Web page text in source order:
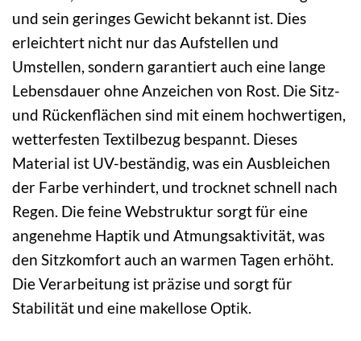
und sein geringes Gewicht bekannt ist. Dies
erleichtert nicht nur das Aufstellen und
Umstellen, sondern garantiert auch eine lange
Lebensdauer ohne Anzeichen von Rost. Die Sitz-
und Rückenflächen sind mit einem hochwertigen,
wetterfesten Textilbezug bespannt. Dieses
Material ist UV-beständig, was ein Ausbleichen
der Farbe verhindert, und trocknet schnell nach
Regen. Die feine Webstruktur sorgt für eine
angenehme Haptik und Atmungsaktivität, was
den Sitzkomfort auch an warmen Tagen erhöht.
Die Verarbeitung ist präzise und sorgt für
Stabilität und eine makellose Optik.